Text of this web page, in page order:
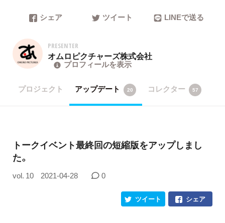
シェア ツイート LINEで送る
PRESENTER
オムロピクチャーズ株式会社
プロフィールを表示
プロジェクト アップデート 20 コレクター 57
トークイベント最終回の短縮版をアップしまし
た。
vol. 10 2021-04-28 0
シェア
ツイート